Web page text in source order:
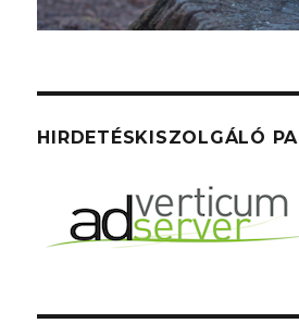
HIRDETÉSKISZOLGÁLÓ